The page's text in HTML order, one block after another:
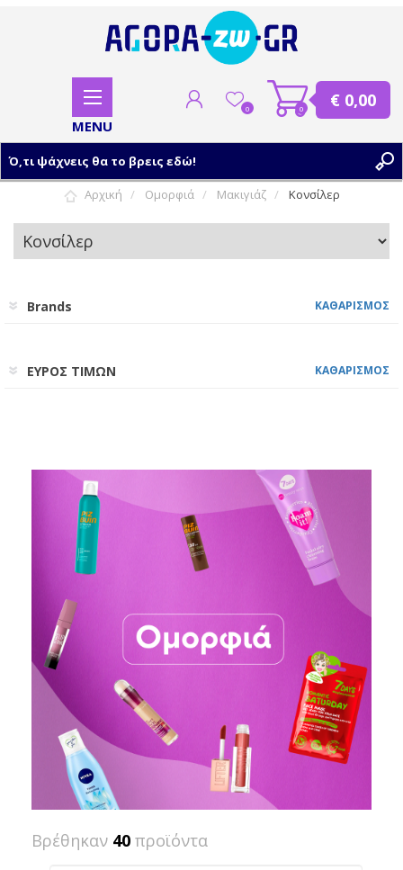
ΣΥΝΔΕΣΗ
0 0 € 0,00
Αρχική Ομορφιά Μακιγιάζ Κονσίλερ
Brands ΚΑΘΑΡΙΣΜΟΣ
ΕΥΡΟΣ ΤΙΜΩΝ ΚΑΘΑΡΙΣΜΟΣ
Βρέθηκαν 40 προϊόντα